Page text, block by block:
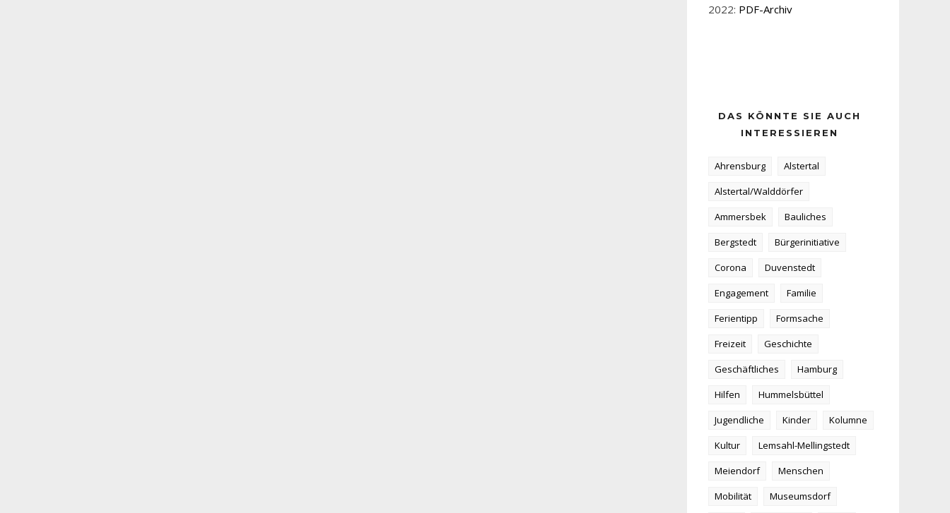
2022: PDF-Archiv
DAS KÖNNTE SIE AUCH
INTERESSIEREN
Ahrensburg
Alstertal
Alstertal/Walddörfer
Ammersbek
Bauliches
Bergstedt
Bürgerinitiative
Corona
Duvenstedt
Engagement
Familie
Ferientipp
Formsache
Freizeit
Geschichte
Geschäftliches
Hamburg
Hilfen
Hummelsbüttel
Jugendliche
Kinder
Kolumne
Kultur
Lemsahl-Mellingstedt
Meiendorf
Menschen
Mobilität
Museumsdorf